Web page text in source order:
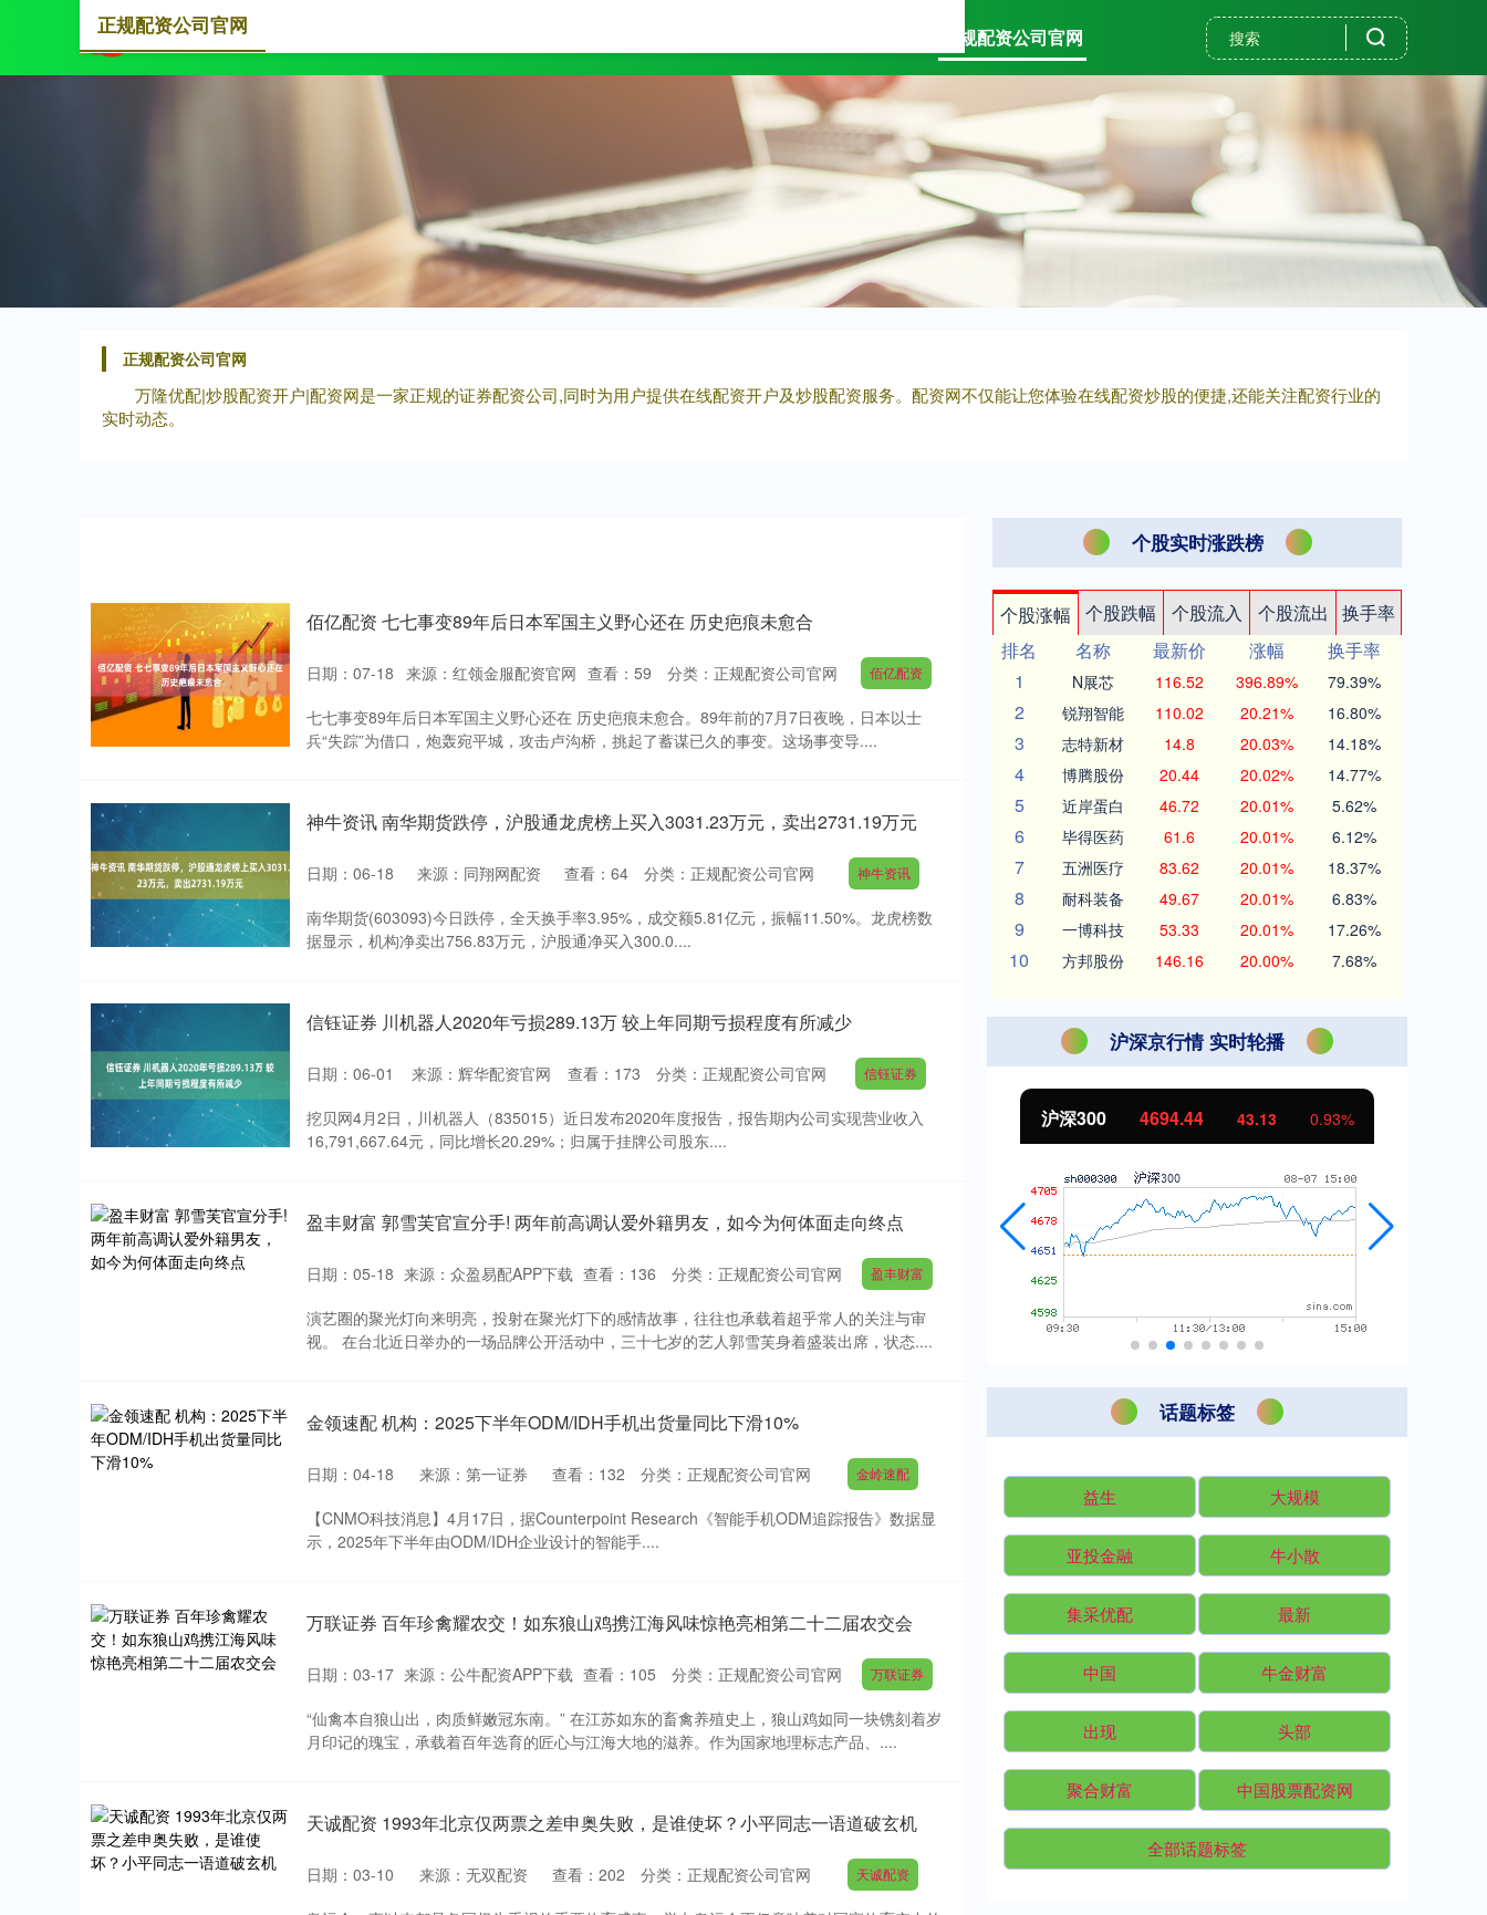
正规配资公司官网
正规配资公司官网
万隆优配|炒股配资开户|配资网是一家正规的证券配资公司,同时为用户提供在线配资开户及炒股配资服务。配资网不仅能让您体验在线配资炒股的便捷,还能关注配资行业的
实时动态。
正规配资公司官网
佰亿配资 七七事变89年后日本军国主义野心还在 历史疤痕未愈合
日期：07-18 来源：红领金服配资官网 查看： 59 分类： 正规配资公司官网 佰亿配资
七七事变89年后日本军国主义野心还在 历史疤痕未愈合。89年前的7月7日夜晚，日本以士
兵“失踪”为借口，炮轰宛平城，攻击卢沟桥，挑起了蓄谋已久的事变。这场事变导....
神牛资讯 南华期货跌停，沪股通龙虎榜上买入3031.23万元，卖出2731.19万元
日期：06-18 来源：同翔网配资 查看： 64 分类： 正规配资公司官网 神牛资讯
南华期货(603093)今日跌停，全天换手率3.95%，成交额5.81亿元，振幅11.50%。龙虎榜数
据显示，机构净卖出756.83万元，沪股通净买入300.0....
信钰证券 川机器人2020年亏损289.13万 较上年同期亏损程度有所减少
日期：06-01 来源：辉华配资官网 查看： 173 分类： 正规配资公司官网 信钰证券
挖贝网4月2日，川机器人（835015）近日发布2020年度报告，报告期内公司实现营业收入
16,791,667.64元，同比增长20.29%；归属于挂牌公司股东....
盈丰财富 郭雪芙官宣分手! 两年前高调认爱外籍男友，如今为何体面走向终点
日期：05-18 来源：众盈易配APP下载 查看： 136 分类： 正规配资公司官网 盈丰财富
演艺圈的聚光灯向来明亮，投射在聚光灯下的感情故事，往往也承载着超乎常人的关注与审
视。 在台北近日举办的一场品牌公开活动中，三十七岁的艺人郭雪芙身着盛装出席，状态....
金领速配 机构：2025下半年ODM/IDH手机出货量同比下滑10%
日期：04-18 来源：第一证券 查看： 132 分类： 正规配资公司官网 金岭速配
【CNMO科技消息】4月17日，据Counterpoint Research《智能手机ODM追踪报告》数据显
示，2025年下半年由ODM/IDH企业设计的智能手....
万联证券 百年珍禽耀农交！如东狼山鸡携江海风味惊艳亮相第二十二届农交会
日期：03-17 来源：公牛配资APP下载 查看： 105 分类： 正规配资公司官网 万联证券
“仙禽本自狼山出，肉质鲜嫩冠东南。” 在江苏如东的畜禽养殖史上，狼山鸡如同一块镌刻着岁
月印记的瑰宝，承载着百年选育的匠心与江海大地的滋养。作为国家地理标志产品、....
天诚配资 1993年北京仅两票之差申奥失败，是谁使坏？小平同志一语道破玄机
日期：03-10 来源：无双配资 查看： 202 分类： 正规配资公司官网 天诚配资
个股实时涨跌榜
个股涨幅 个股跌幅 个股流入 个股流出
换手率
排名
名称 最新价 涨幅
换手率
1
N展芯 116.52 396.89% 79.39%
2 锐翔智能 110.02 20.21% 16.80%
3 志特新材 14.8 20.03% 14.18%
4 博腾股份 20.44 20.02% 14.77%
5 近岸蛋白 46.72 20.01% 5.62%
6 毕得医药 61.6 20.01% 6.12%
7 五洲医疗 83.62 20.01% 18.37%
8 耐科装备 49.67 20.01% 6.83%
9 一博科技 53.33 20.01% 17.26%
10 方邦股份 146.16 20.00% 7.68%
沪深京行情 实时轮播
深证成指 14311.01 200.89 1.42% 沪深300 4694.44 43.13 0.93% 北证50 1134.24 11.37 1.01%
话题标签
益生 大规模
亚投金融 牛小散
集采优配 最新
中国 牛金财富
出现 头部
聚合财富 中国股票配资网
全部话题标签